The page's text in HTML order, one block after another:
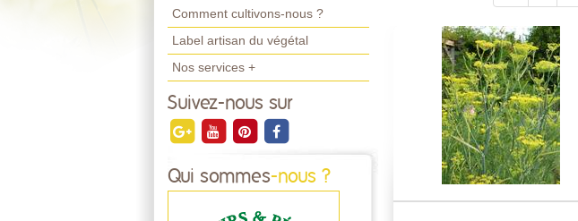
Comment cultivons-nous ?
Label artisan du végétal
Nos services +
Suivez-nous sur
Qui sommes-nous ?